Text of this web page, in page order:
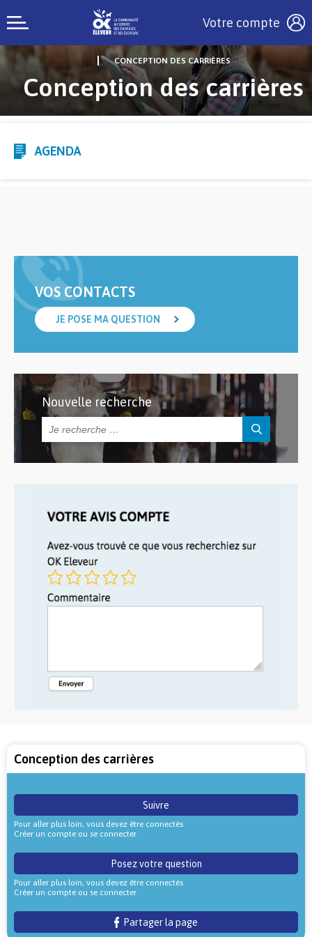
Votre compte
CONCEPTION DES CARRIÈRES
Conception des carrières
AGENDA
VOS CONTACTS
JE POSE MA QUESTION
Nouvelle recherche
Conception des carrières
Suivre
Pour aller plus loin, vous devez être connectés
Créer un compte ou se connecter
Posez votre question
Pour aller plus loin, vous devez être connectés
Créer un compte ou se connecter
Partager la page